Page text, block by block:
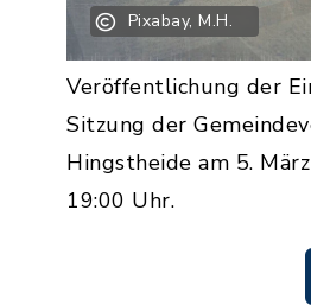
Pixabay, M.H.
Veröffentlichung der
Sitzung der
Hingstheide am 5.
19:00 Uhr.